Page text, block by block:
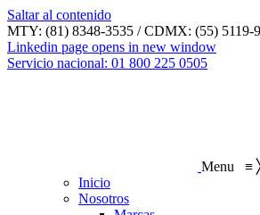
Saltar al contenido
MTY: (81) 8348-3535 / CDMX: (55) 5119-
Linkedin page opens in new window
Servicio nacional: 01 800 225 0505
Menu ≡
Inicio
Nosotros